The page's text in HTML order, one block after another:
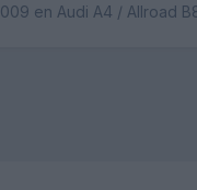
en Audi A4 / Allroad